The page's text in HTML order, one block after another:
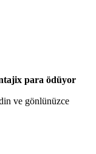
para ödüyor
ve gönlünüzce